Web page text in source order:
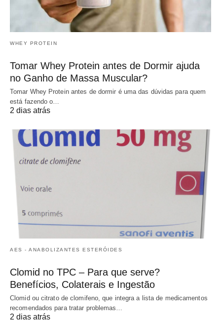
WHEY PROTEIN
Tomar Whey Protein antes de Dormir ajuda
no Ganho de Massa Muscular?
Tomar Whey Protein antes de dormir é uma das dúvidas para quem
está fazendo o…
2 dias atrás
AES - ANABOLIZANTES ESTERÓIDES
Clomid no TPC – Para que serve?
Benefícios, Colaterais e Ingestão
Clomid ou citrato de clomifeno, que integra a lista de medicamentos
recomendados para tratar problemas…
2 dias atrás